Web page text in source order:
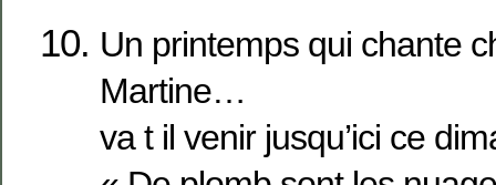
Un printemps qui chante
Martine…
va t il venir jusqu’ici ce